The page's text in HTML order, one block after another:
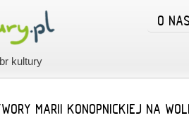
kultury
O
MARII KONOPNICKIEJ NA